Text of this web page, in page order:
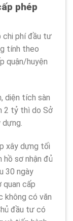
phép
chi phí đầu tư
tính theo
quận/huyện
diện tích sàn
2 tỷ thì do Sở
dựng.
xây dựng tối
sơ nhận đủ
30 ngày
quan cấp
không có văn
đầu tư có